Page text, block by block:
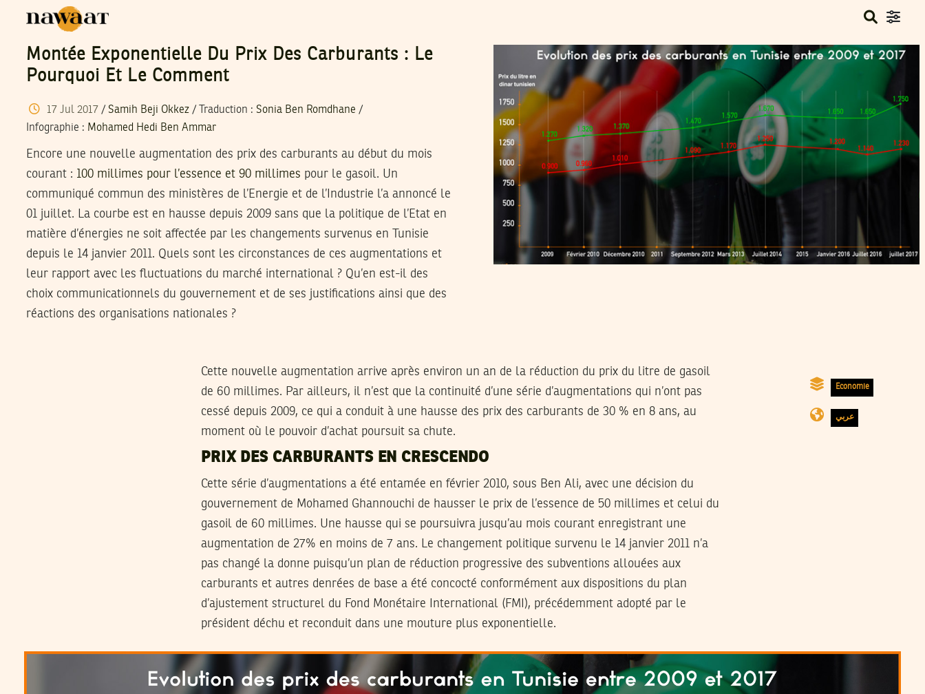
Montée Exponentielle Du Prix Des Carburants : Le
Pourquoi Et Le Comment
17 Jul 2017/ Samih Beji Okkez / Traduction : Sonia Ben Romdhane /
Infographie : Mohamed Hedi Ben Ammar
Encore une nouvelle augmentation des prix des carburants au début du mois
courant : 100 millimes pour l’essence et 90 millimes pour le gasoil. Un
communiqué commun des ministères de l’Energie et de l’Industrie l’a annoncé le
01 juillet. La courbe est en hausse depuis 2009 sans que la politique de l’Etat en
matière d’énergies ne soit affectée par les changements survenus en Tunisie
depuis le 14 janvier 2011. Quels sont les circonstances de ces augmentations et
leur rapport avec les fluctuations du marché international ? Qu’en est-il des
choix communicationnels du gouvernement et de ses justifications ainsi que des
réactions des organisations nationales ?
Economie
عربي
Cette nouvelle augmentation arrive après environ un an de la réduction du prix du litre de gasoil
de 60 millimes. Par ailleurs, il n’est que la continuité d’une série d’augmentations qui n’ont pas
cessé depuis 2009, ce qui a conduit à une hausse des prix des carburants de 30 % en 8 ans, au
moment où le pouvoir d’achat poursuit sa chute.
PRIX DES CARBURANTS EN CRESCENDO
Cette série d’augmentations a été entamée en février 2010, sous Ben Ali, avec une décision du
gouvernement de Mohamed Ghannouchi de hausser le prix de l’essence de 50 millimes et celui du
gasoil de 60 millimes. Une hausse qui se poursuivra jusqu’au mois courant enregistrant une
augmentation de 27% en moins de 7 ans. Le changement politique survenu le 14 janvier 2011 n’a
pas changé la donne puisqu’un plan de réduction progressive des subventions allouées aux
carburants et autres denrées de base a été concocté conformément aux dispositions du plan
d’ajustement structurel du Fond Monétaire International (FMI), précédemment adopté par le
président déchu et reconduit dans une mouture plus exponentielle.